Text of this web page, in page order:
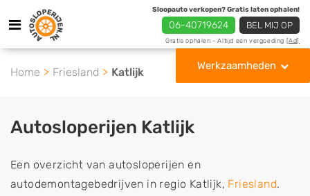
Sloopauto verkopen? Gratis laten ophalen!
06-40719624 BEL MIJ OP
Gratis ophalen - Altijd een vergoeding [Ad]
Werkzaamheden
Home Friesland Katlijk
Autosloperijen Katlijk
Een overzicht van autosloperijen en
autodemontagebedrijven in regio Katlijk, Friesland.